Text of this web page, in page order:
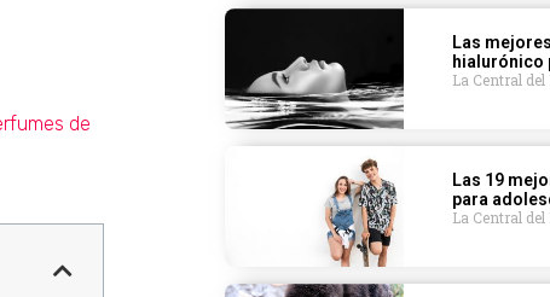
de
Las
hialurónico
La Central
Las 19
para
La Central